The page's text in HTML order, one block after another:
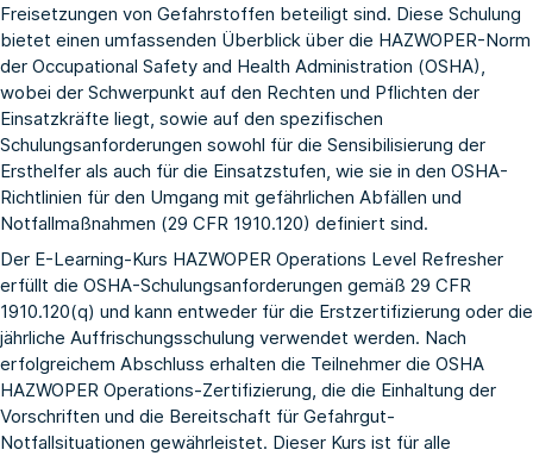
Freisetzungen von Gefahrstoffen beteiligt sind. Diese Schulung
bietet einen umfassenden Überblick über die HAZWOPER-Norm
der Occupational Safety and Health Administration (OSHA),
wobei der Schwerpunkt auf den Rechten und Pflichten der
Einsatzkräfte liegt, sowie auf den spezifischen
Schulungsanforderungen sowohl für die Sensibilisierung der
Ersthelfer als auch für die Einsatzstufen, wie sie in den OSHA-
Richtlinien für den Umgang mit gefährlichen Abfällen und
Notfallmaßnahmen (29 CFR 1910.120) definiert sind.
Der E-Learning-Kurs HAZWOPER Operations Level Refresher
erfüllt die OSHA-Schulungsanforderungen gemäß 29 CFR
1910.120(q) und kann entweder für die Erstzertifizierung oder die
jährliche Auffrischungsschulung verwendet werden. Nach
erfolgreichem Abschluss erhalten die Teilnehmer die OSHA
HAZWOPER Operations-Zertifizierung, die die Einhaltung der
Vorschriften und die Bereitschaft für Gefahrgut-
Notfallsituationen gewährleistet. Dieser Kurs ist für alle